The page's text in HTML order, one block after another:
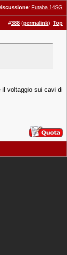
: Futaba 14SG
#388 (permalink) Top
il voltaggio sui cavi di